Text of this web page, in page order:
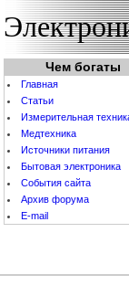
Чем богаты
Главная
Статьи
Измерительная
Медтехника
Источники питания
Бытовая электроника
События cайта
Архив форума
E-mail